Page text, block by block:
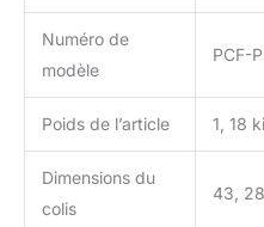
le
Numéro de
modèle
PCF-
Poids de l’article 1, 18
Dimensions du
colis
43,